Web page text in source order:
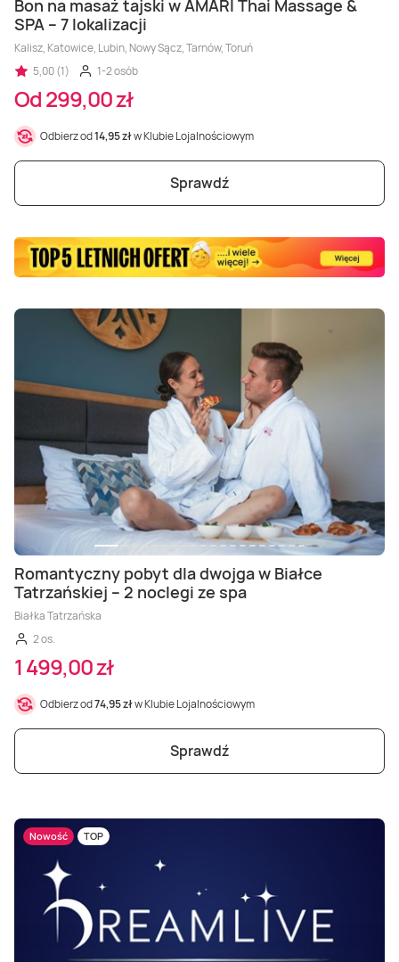
Masaż orientalny
Bon na masaż tajski w AMARI Thai Massage &
SPA – 7 lokalizacji
Kalisz, Katowice, Lubin, Nowy Sącz, Tarnów, Toruń
5,00 (1)
1-2 osób
Od 299,00 zł
Odbierz od14,95 złw Klubie Lojalnościowym
Sprawdź
Romantyczny pobyt dla dwojga w Białce
Tatrzańskiej – 2 noclegi ze spa
Białka Tatrzańska
2 os.
1 499,00 zł
Odbierz od74,95 złw Klubie Lojalnościowym
Sprawdź
Nowość TOP